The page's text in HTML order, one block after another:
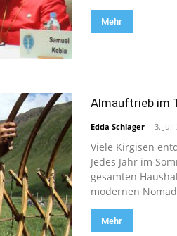
Mehr
Almauftrieb im
Edda Schlager - 3. Juli
Viele Kirgisen
Jedes Jahr im
gesamten
modernen
Mehr